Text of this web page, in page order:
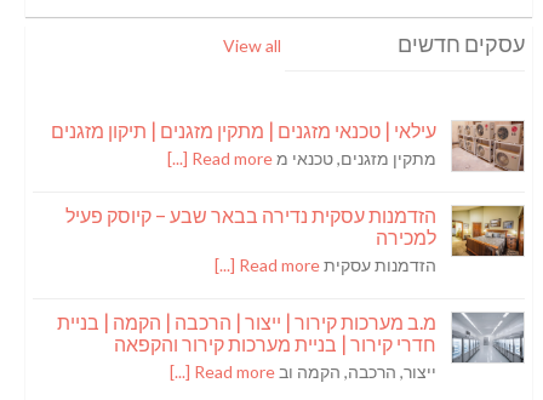
עסקים חדשים View all
עילאי | טכנאי מזגנים | מתקין מזגנים | תיקון מזגנים
מתקין מזגנים, טכנאי מRead more [...]
הזדמנות עסקית נדירה בבאר שבע – קיוסק פעיל
למכירה
הזדמנות עסקיתRead more [...]
מ.ב מערכות קירור | ייצור | הרכבה | הקמה | בניית
חדרי קירור | בניית מערכות קירור והקפאה
ייצור, הרכבה, הקמה וב Read more [...]